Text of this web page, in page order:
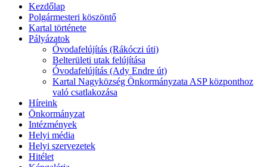
Kezdőlap
Polgármesteri köszöntő
Kartal története
Pályázatok
Óvodafelújítás (Rákóczi úti)
Belterületi utak felújítása
Óvodafelújítás (Ady Endre út)
Kartal Nagyközség Önkormányzata ASP központhoz
való csatlakozása
Híreink
Önkormányzat
Intézmények
Helyi média
Helyi szervezetek
Hitélet